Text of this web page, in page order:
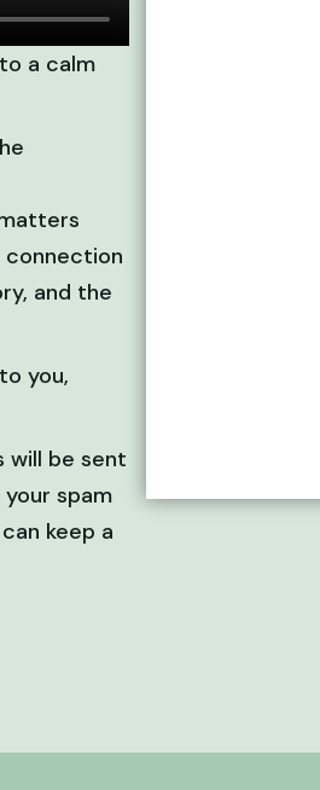
a calm
connection
and the
you,
will be sent
spam
keep a